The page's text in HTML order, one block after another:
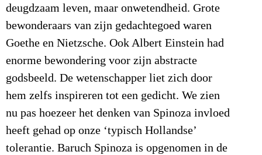
deugdzaam leven, maar onwetendheid. Grote
bewonderaars van zijn gedachtegoed waren
Goethe en Nietzsche. Ook Albert Einstein had
enorme bewondering voor zijn abstracte
godsbeeld. De wetenschapper liet zich door
hem zelfs inspireren tot een gedicht. We zien
nu pas hoezeer het denken van Spinoza invloed
heeft gehad op onze ‘typisch Hollandse’
tolerantie. Baruch Spinoza is opgenomen in de